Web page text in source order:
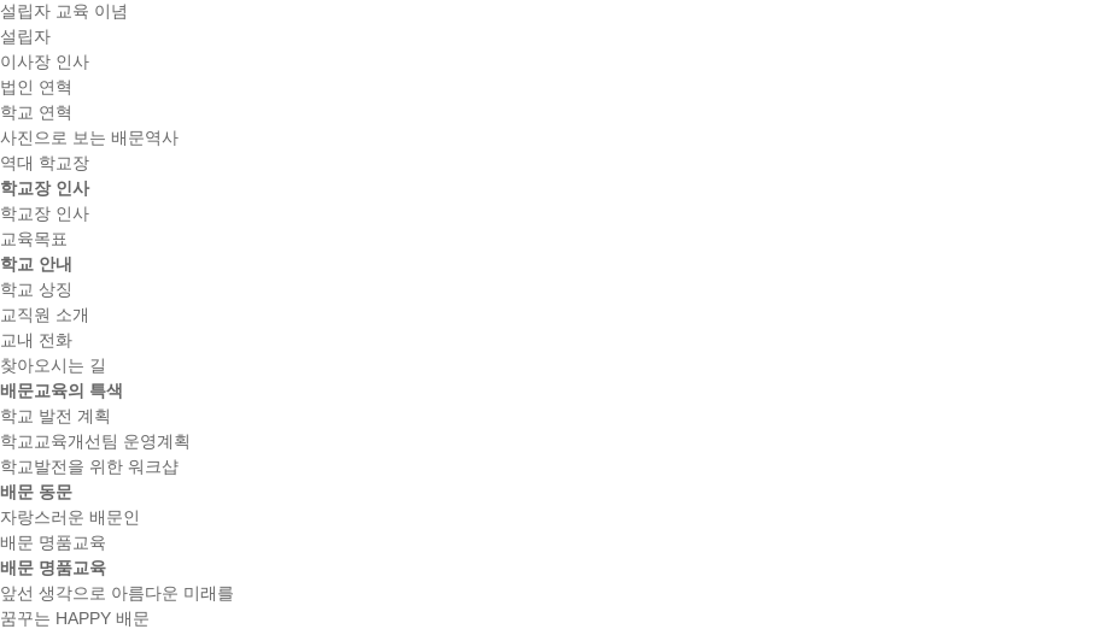
설립자 교육 이념
설립자
이사장 인사
법인 연혁
학교 연혁
사진으로 보는 배문역사
역대 학교장
학교장 인사
학교장 인사
교육목표
학교 안내
학교 상징
교직원 소개
교내 전화
찾아오시는 길
배문교육의 특색
학교 발전 계획
학교교육개선팀 운영계획
학교발전을 위한 워크샵
배문 동문
자랑스러운 배문인
배문 명품교육
배문 명품교육
앞선 생각으로 아름다운 미래를
꿈꾸는 HAPPY 배문